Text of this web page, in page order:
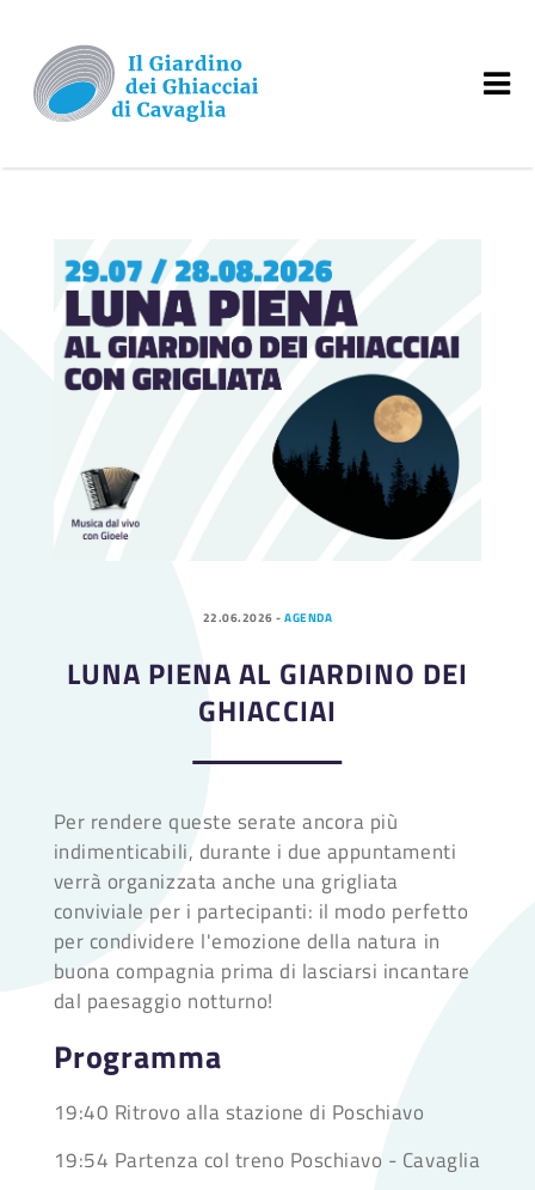
22.06.2026 -AGENDA
LUNA PIENA AL GIARDINO DEI
GHIACCIAI
Per rendere queste serate ancora più
indimenticabili, durante i due appuntamenti
verrà organizzata anche una grigliata
conviviale per i partecipanti: il modo perfetto
per condividere l'emozione della natura in
buona compagnia prima di lasciarsi incantare
dal paesaggio notturno!
Programma
19:40 Ritrovo alla stazione di Poschiavo
19:54 Partenza col treno Poschiavo - Cavaglia